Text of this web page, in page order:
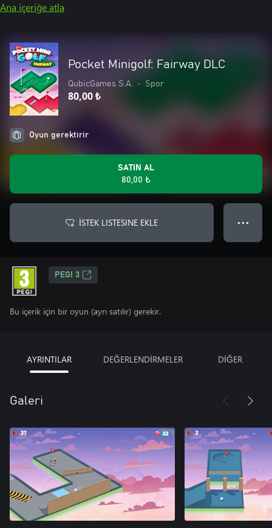
Ana içeriğe atla
Pocket Minigolf: Fairway DLC
QubicGames S.A. • Spor
80,00 ₺
Oyun gerektirir
SATIN AL
80,00 ₺
İSTEK LISTESINE EKLE ● ● ●
PEGI 3
Bu içerik için bir oyun (ayrı satılır) gerekir.
AYRINTILAR DEĞERLENDİRMELER DİĞER
Galeri